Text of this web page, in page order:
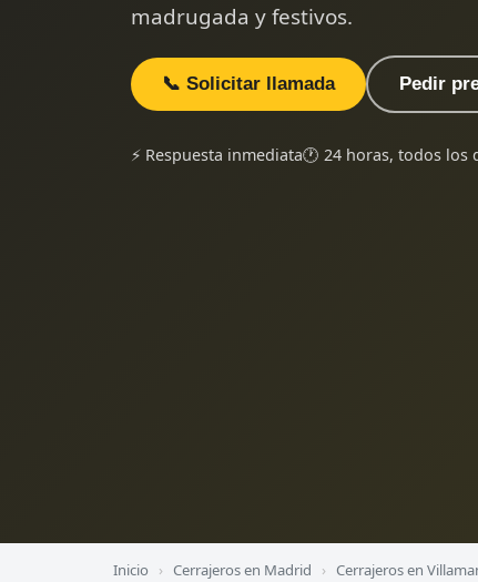
madrugada y festivos.
📞 Solicitar llamada Pedir
⚡ Respuesta inmediata🕐 24 horas, todos los
Inicio › Cerrajeros en Madrid › Cerrajeros en